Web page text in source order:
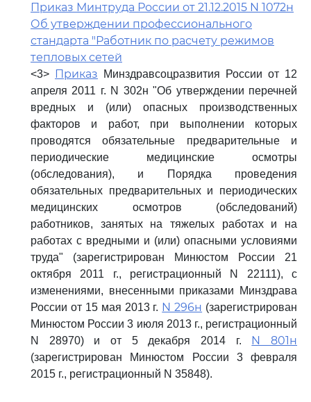
Приказ Минтруда России от 21.12.2015 N 1072н
Об утверждении профессионального
стандарта "Работник по расчету режимов
тепловых сетей
<3> Приказ Минздравсоцразвития России от 12
апреля 2011 г. N 302н "Об утверждении перечней
вредных и (или) опасных производственных
факторов и работ, при выполнении которых
проводятся обязательные предварительные и
периодические медицинские осмотры
(обследования), и Порядка проведения
обязательных предварительных и периодических
медицинских осмотров (обследований)
работников, занятых на тяжелых работах и на
работах с вредными и (или) опасными условиями
труда" (зарегистрирован Минюстом России 21
октября 2011 г., регистрационный N 22111), с
изменениями, внесенными приказами Минздрава
России от 15 мая 2013 г. N 296н (зарегистрирован
Минюстом России 3 июля 2013 г., регистрационный
N 28970) и от 5 декабря 2014 г. N 801н
(зарегистрирован Минюстом России 3 февраля
2015 г., регистрационный N 35848).